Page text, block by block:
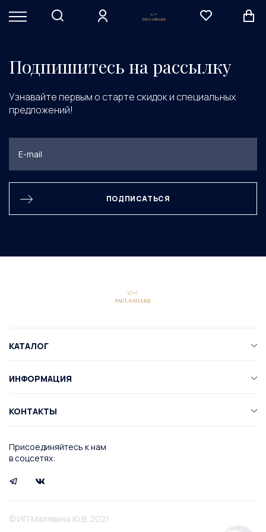
Элемент не найден
Подпишитесь на рассылку
Узнавайте первым о старте скидок и специальных
предложений!
ПОДПИСАТЬСЯ
Присоединяйтесь к нам
в соцсетях:
КАТАЛОГ
ИНФОРМАЦИЯ
КОНТАКТЫ
© ИП Малявина Ю.В. 2021